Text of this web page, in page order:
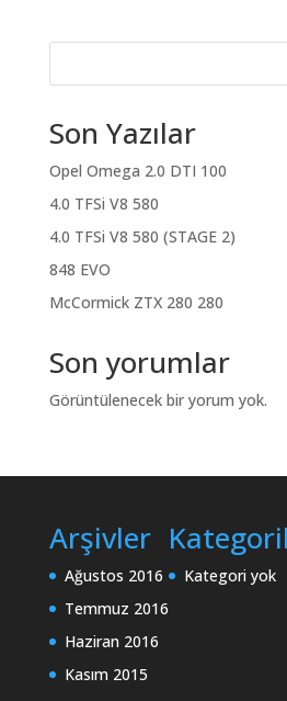
Son Yazılar
Opel Omega 2.0 DTI 100
4.0 TFSi V8 580
4.0 TFSi V8 580 (STAGE 2)
848 EVO
McCormick ZTX 280 280
Son yorumlar
Görüntülenecek bir yorum yok.
Arşivler
Ağustos 2016
Temmuz 2016
Haziran 2016
Kasım 2015
Kategori yok